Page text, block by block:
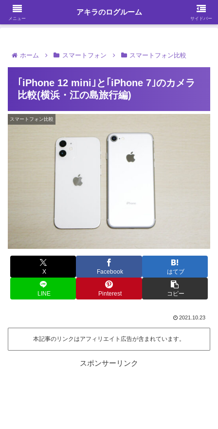
ガジェット・スマホ・パソコンを中心に何かを発見する
ホーム スマートフォン スマートフォン比較
｢iPhone 12 mini｣と｢iPhone 7｣のカメラ
比較(横浜・江の島旅行編)
スマートフォン比較
X Facebook はてブ
LINE Pinterest コピー
2021.10.23
本記事のリンクはアフィリエイト広告が含まれています。
スポンサーリンク
メニュー
アキラのログルーム
サイドバー